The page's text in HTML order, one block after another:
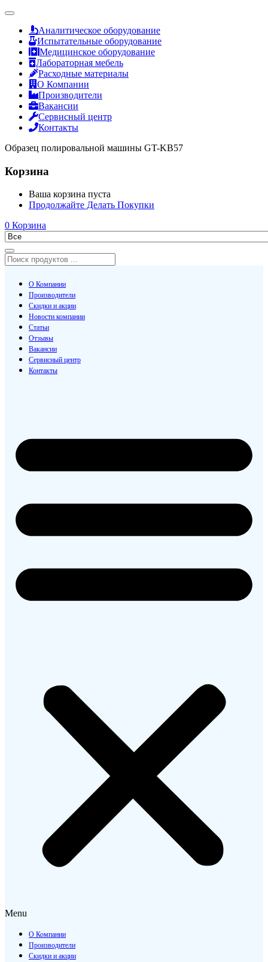
Аналитическое оборудование
Испытательные оборудование
Медицинское оборудование
Лабораторная мебель
Расходные материалы
О Компании
Производители
Вакансии
Сервисный центр
Контакты
Образец полировальной машины GT-KB57
Корзина
Ваша корзина пуста
Продолжайте Делать Покупки
0 Корзина
О Компании
Производители
Скидки и акции
Новости компании
Статьи
Отзывы
Вакансии
Сервисный центр
Контакты
Menu
О Компании
Производители
Скидки и акции